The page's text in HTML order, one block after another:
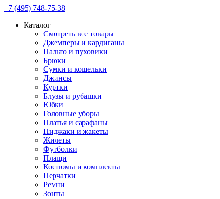
+7 (495) 748-75-38
Каталог
Смотреть все товары
Джемперы и кардиганы
Пальто и пуховики
Брюки
Сумки и кошельки
Джинсы
Куртки
Блузы и рубашки
Юбки
Головные уборы
Платья и сарафаны
Пиджаки и жакеты
Жилеты
Футболки
Плащи
Костюмы и комплекты
Перчатки
Ремни
Зонты